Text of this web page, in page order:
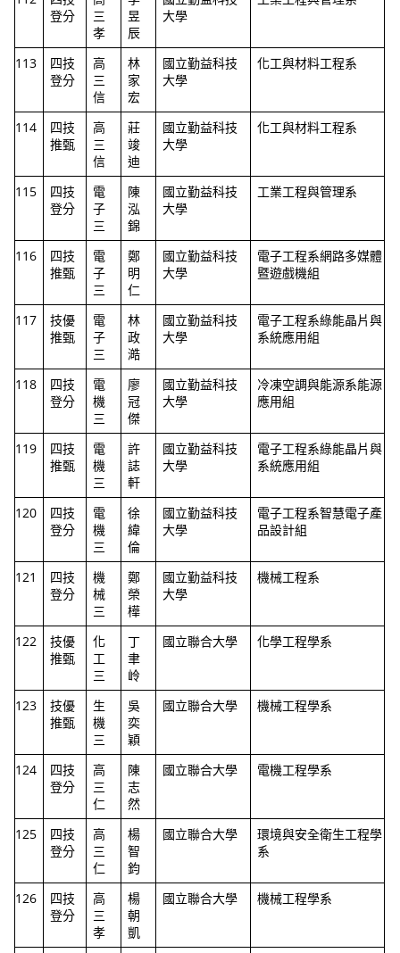
登分
三
孝
昱
辰
大學
113
四技
登分
高
三
信
林
家
宏
國立勤益科技
大學
化工與材料工程系
114
四技
推甄
高
三
信
莊
竣
迪
國立勤益科技
大學
化工與材料工程系
115
四技
登分
電
子
三
陳
泓
錦
國立勤益科技
大學
工業工程與管理系
116
四技
推甄
電
子
三
鄭
明
仁
國立勤益科技
大學
電子工程系網路多媒體
暨遊戲機組
117
技優
推甄
電
子
三
林
政
澔
國立勤益科技
大學
電子工程系綠能晶片與
系統應用組
118
四技
登分
電
機
三
廖
冠
傑
國立勤益科技
大學
冷凍空調與能源系能源
應用組
119
四技
推甄
電
機
三
許
誌
軒
國立勤益科技
大學
電子工程系綠能晶片與
系統應用組
120
四技
登分
電
機
三
徐
緯
倫
國立勤益科技
大學
電子工程系智慧電子產
品設計組
121
四技
登分
機
械
三
鄭
榮
樺
國立勤益科技
大學
機械工程系
122
技優
推甄
化
工
三
丁
聿
岭
國立聯合大學 化學工程學系
123
技優
推甄
生
機
三
吳
奕
穎
國立聯合大學 機械工程學系
124
四技
登分
高
三
仁
陳
志
然
國立聯合大學 電機工程學系
125
四技
登分
高
三
仁
楊
智
鈞
國立聯合大學
環境與安全衛生工程學
系
126
四技
登分
高
三
孝
楊
朝
凱
國立聯合大學 機械工程學系